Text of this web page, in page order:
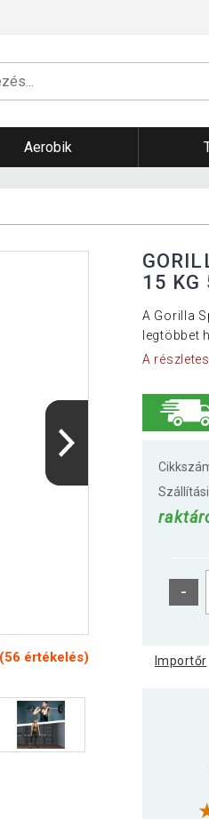
Aerobik
(56 értékelés)
15
A Gorilla
legtöbbet
A
-
Importőr